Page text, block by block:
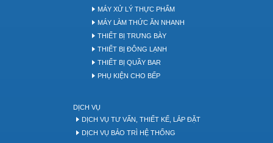
MÁY XỬ LÝ THỰC PHẨM
MÁY LÀM THỨC ĂN NHANH
THIẾT BỊ TRƯNG BÀY
THIẾT BỊ ĐÔNG LẠNH
THIẾT BỊ QUẦY BAR
PHỤ KIỆN CHO BẾP
DỊCH VỤ
DỊCH VỤ TƯ VẤN, THIẾT KẾ, LẮP ĐẶT
DỊCH VỤ BẢO TRÌ HỆ THỐNG